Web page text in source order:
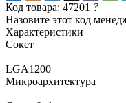
Код товара: 47201 ?
Назовите этот код
Характеристики
Сокет
—
LGA1200
Микроархитектура
—